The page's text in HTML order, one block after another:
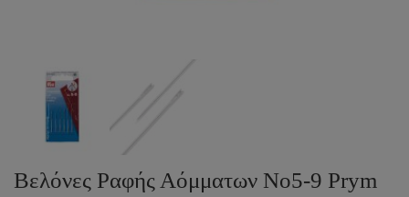
Βελόνες Ραφής Αόμματων No5-9 Prym